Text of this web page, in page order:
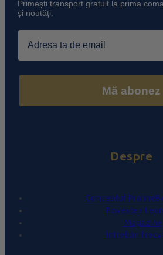
Primești transport gratuit la prima
și noutăți.
Email
Mă abonez
Despre
Conceptul
Povestea
Magazine
Întrebări